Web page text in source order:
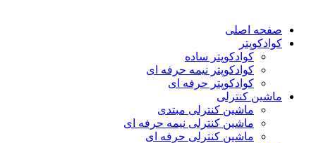
صفحه اصلی
کوادکوپتر
کوادکوپتر ساده
کوادکوپتر نیمه حرفه ای
کوادکوپتر حرفه ای
ماشین کنترلی
ماشین کنترلی مبتدی
ماشین کنترلی نیمه حرفه ای
ماشین کنترلی حرفه ای